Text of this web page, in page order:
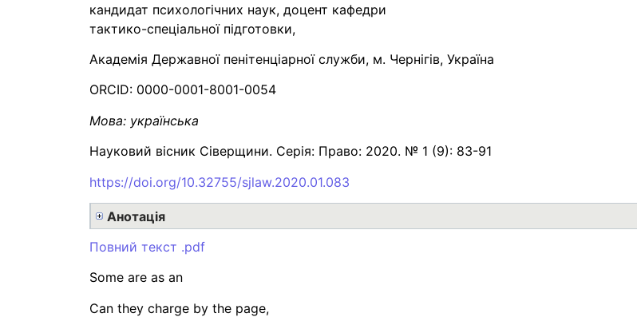
кандидат психологічних наук, доцент кафедри
тактико-спеціальної підготовки,
Академія Державної пенітенціарної служби, м. Чернігів, Україна
ORCID: 0000-0001-8001-0054
Мова: українська
Науковий вісник Сіверщини. Серія: Право: 2020. № 1 (9): 83-91
https://doi.org/10.32755/sjlaw.2020.01.083
Анотація
Повний текст .pdf
Some are as an
Can they charge by the page,